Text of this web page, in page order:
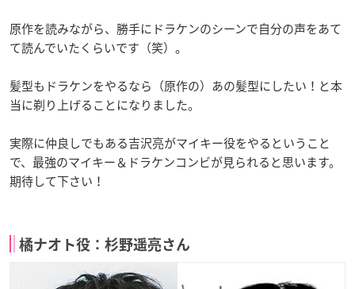
原作を読みながら、勝手にドラケンのシーンで自分の声をあて
て読んでいたくらいです（笑）。
髪型もドラケンをやるなら（原作の）あの髪型にしたい！と本
当に剃り上げることになりました。
実際に仲良しでもある吉沢亮がマイキー役をやるということ
で、最強のマイキー＆ドラケンコンビが見られると思います。
期待して下さい！
橘ナオト役：杉野遥亮さん